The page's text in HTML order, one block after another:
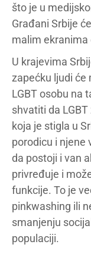
što je u
Građani Srbije
malim ekranima
U krajevima
zapećku ljudi će
LGBT osobu na
shvatiti da
koja je stigla u
porodicu i njene
da postoji i van
privređuje i
funkcije. To je
pinkwashing ili
smanjenju
populaciji.